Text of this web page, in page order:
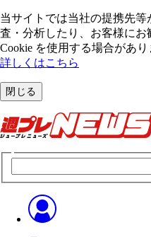
当サイトでは当社の提携先
査・分析したり、お客様に
Cookie を使⽤する場合があり
詳しくはこちら
閉じる